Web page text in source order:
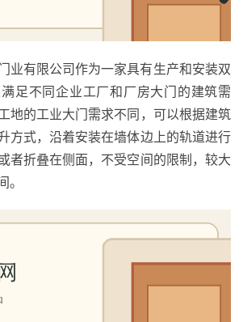
业有限公司作为一家具有生产和安装双
足不同企业工厂和厂房大门的建筑需
地的工业大门需求不同，可以根据建筑
方式，沿着安装在墙体边上的轨道进行
者折叠在侧面，不受空间的限制，较大